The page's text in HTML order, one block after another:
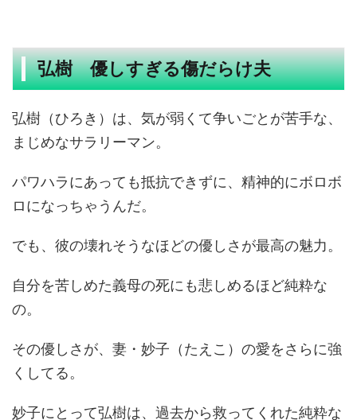
弘樹 優しすぎる傷だらけ夫
弘樹（ひろき）は、気が弱くて争いごとが苦手な、
まじめなサラリーマン。
パワハラにあっても抵抗できずに、精神的にボロボ
ロになっちゃうんだ。
でも、彼の壊れそうなほどの優しさが最高の魅力。
自分を苦しめた義母の死にも悲しめるほど純粋な
の。
その優しさが、妻・妙子（たえこ）の愛をさらに強
くしてる。
妙子にとって弘樹は、過去から救ってくれた純粋な